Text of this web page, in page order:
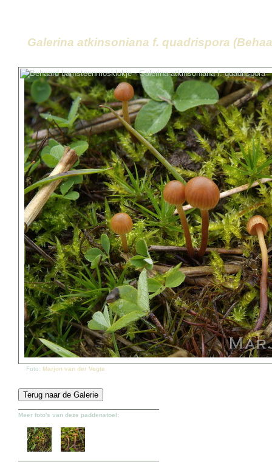
Galerina atkinsoniana f. quadrispora
Foto: Marjon van der Vegte
Meer foto's van deze paddenstoel: